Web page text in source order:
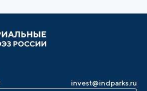
invest@indparks.ru